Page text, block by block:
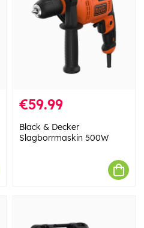
€59.99
Black & Decker
Slagborrmaskin 500W